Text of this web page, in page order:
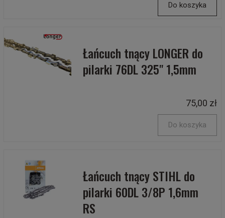
Do koszyka
Łańcuch tnący LONGER do
pilarki 76DL 325" 1,5mm
75,00 zł
Do koszyka
Łańcuch tnący STIHL do
pilarki 60DL 3/8P 1,6mm
RS